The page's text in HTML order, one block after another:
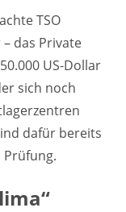
TSO
das Private
US-Dollar
sich noch
dafür bereits